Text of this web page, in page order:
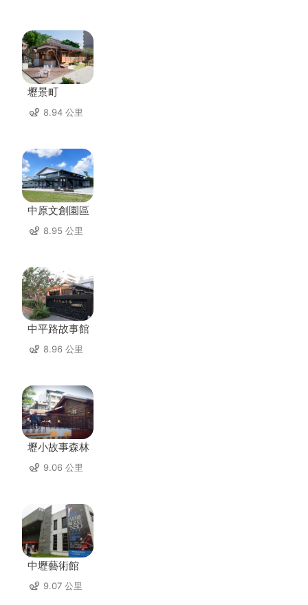
壢景町
8.94 公里
中原文創園區
8.95 公里
中平路故事館
8.96 公里
壢小故事森林
9.06 公里
中壢藝術館
9.07 公里